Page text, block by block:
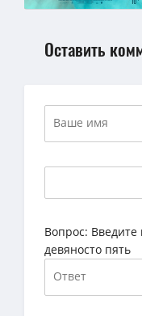
Оставить
Вопрос:
девяносто пять